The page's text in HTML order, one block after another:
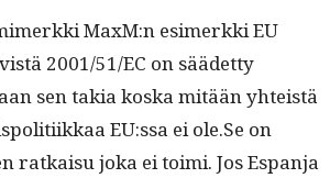
MaxM:n esimerk­ki EU
2001/51/EC on säädet­ty
sen takia kos­ka mitään yhteistä
EU:ssa ei ole.Se on
ratkaisu joka ei toi­mi. Jos Espan­ja